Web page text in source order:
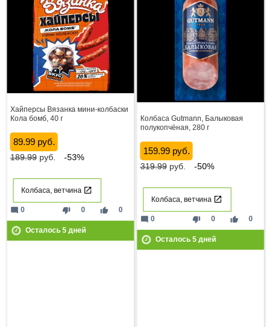
Хайперсы Вязанка мини-колбаски
Кола бомб, 40 г
89.99 руб.
189.99руб. -53%
Колбаса, ветчина
thumb_down 0 thumb_up 0
mode_comment 0
Осталось 5дней
Колбаса Gutmann, Балыковая
полукопчёная, 280 г
159.99 руб.
319.99руб. -50%
Колбаса, ветчина
thumb_down 0 thumb_up 0
mode_comment 0
Осталось 5дней